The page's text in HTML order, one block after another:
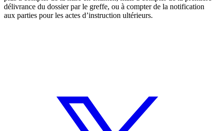
délivrance du dossier par le greffe, ou à compter de la notification
aux parties pour les actes d’instruction ultérieurs.